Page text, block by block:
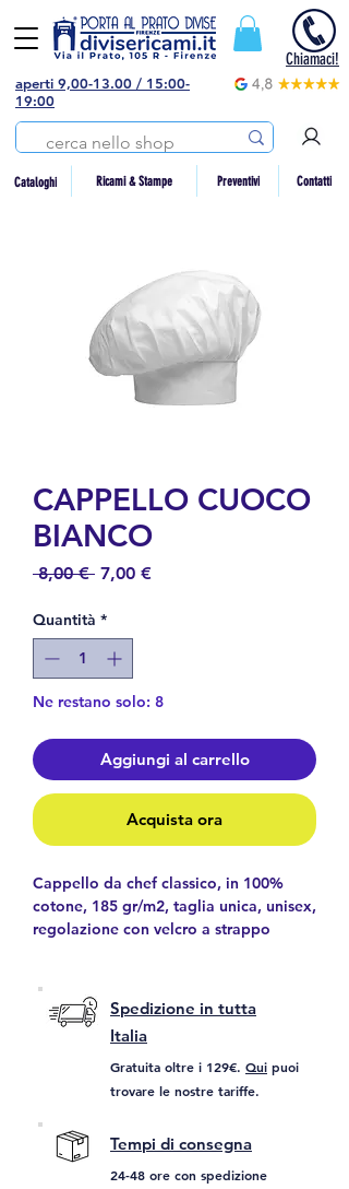
Chiamaci!
aperti 9,00-13.00 / 15:00-
19:00
Cataloghi Ricami & Stampe Preventivi Contatti
CAPPELLO CUOCO
BIANCO
8,00 € Prezzo
7,00 €Prezzo
Quantità *
Ne restano solo: 8
Aggiungi al carrello
Acquista ora
Cappello da chef classico, in 100%
cotone, 185 gr/m2, taglia unica, unisex,
regolazione con velcro a strappo
Spedizione in tutta
Italia
Gratuita oltre i 129€. Qui puoi
trovare le nostre tariffe.
Tempi di consegna
24-48 ore con spedizione